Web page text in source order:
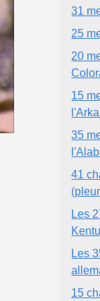
31
25
20
15
35
41
Les
Les
15